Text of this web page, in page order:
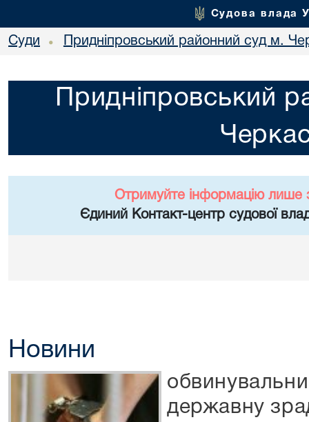
Судова влада
Суди • Придніпровський районний суд м.
Придніпровський
Отримуйте інформацію лише
Єдиний Контакт-центр судової
Новини
державну